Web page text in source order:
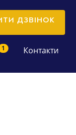
ДЗВІНОК
1 Контакти